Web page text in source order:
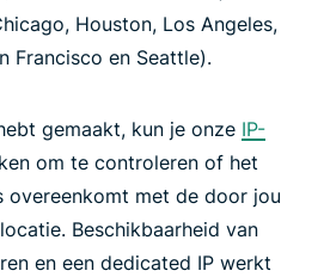
Houston, Los Angeles,
Francisco en Seattle).
gemaakt, kun je onze IP-
om te controleren of het
overeenkomt met de door jou
Beschikbaarheid van
en een dedicated IP werkt